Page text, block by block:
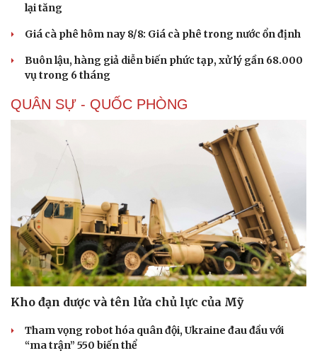
lại tăng
Giá cà phê hôm nay 8/8: Giá cà phê trong nước ổn định
Buôn lậu, hàng giả diễn biến phức tạp, xử lý gần 68.000
vụ trong 6 tháng
QUÂN SỰ - QUỐC PHÒNG
Kho đạn dược và tên lửa chủ lực của Mỹ
Tham vọng robot hóa quân đội, Ukraine đau đầu với
“ma trận” 550 biến thể